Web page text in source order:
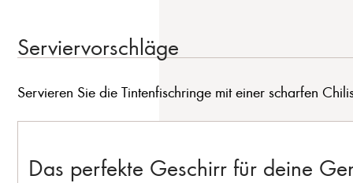
Serviervorschläge
Servieren Sie die Tintenfischringe mit einer scharfen
Das perfekte Geschirr für deine